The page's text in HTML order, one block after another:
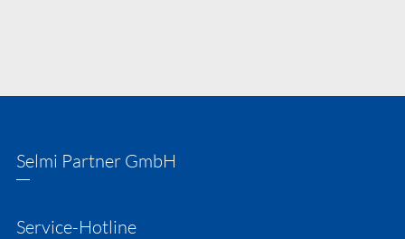
Selmi Partner GmbH
Service-Hotline